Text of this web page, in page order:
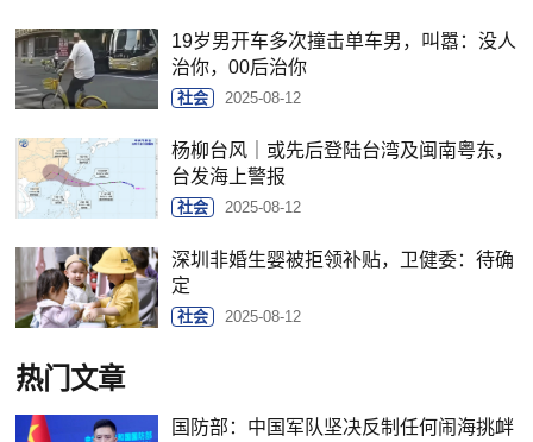
19岁男开车多次撞击单车男，叫嚣：没人
治你，00后治你
社会 2025-08-12
杨柳台风｜或先后登陆台湾及闽南粤东，
台发海上警报
社会 2025-08-12
深圳非婚生婴被拒领补贴，卫健委：待确
定
社会 2025-08-12
热门文章
国防部：中国军队坚决反制任何闹海挑衅